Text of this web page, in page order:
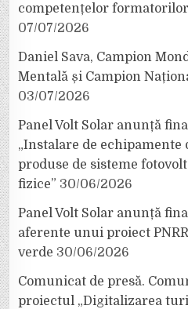
competențelor
07/07/2026
Daniel Sava, Campion
Mentală și Campion
03/07/2026
Panel Volt Solar anunță
„Instalare de echipamente
produse de sisteme
fizice” 30/06/2026
Panel Volt Solar anunță
aferente unui proiect
verde 30/06/2026
Comunicat de presă.
proiectul „Digitalizarea